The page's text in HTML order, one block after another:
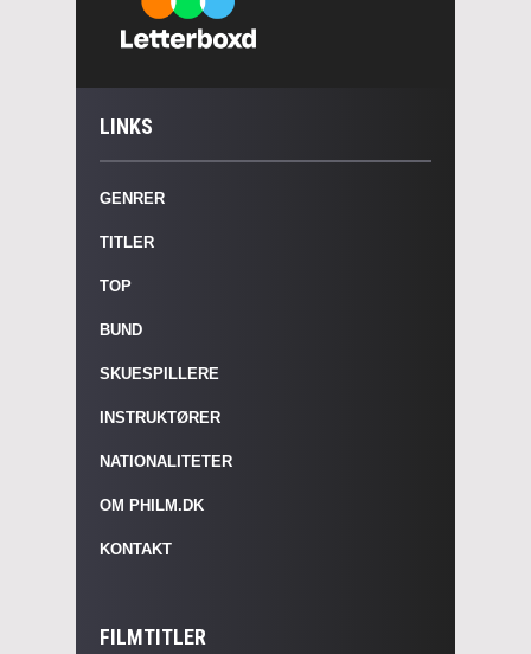
LINKS
GENRER
TITLER
TOP
BUND
SKUESPILLERE
INSTRUKTØRER
NATIONALITETER
OM PHILM.DK
KONTAKT
FILMTITLER